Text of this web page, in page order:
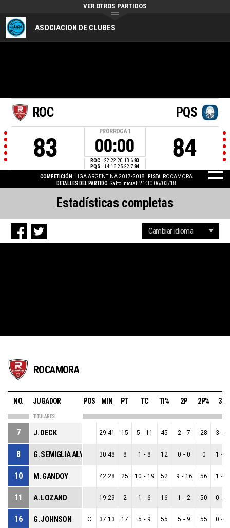
ASOCIACION DE CLUBES
VER OTROS PARTIDOS
ROC
83
PRÓRROGA 1
00:00
ROC 22 22 20 13 6 83
PQS
14 16 25 22 7 84
PQS
84
COMPETICIÓN LIGA ARGENTINA 2017-2018 PISTA
ROCAMORA
DETALLES DEL PARTIDO Salto inicial: 21:30 06/03/18
Estadísticas completas
ROCAMORA
NO. JUGADOR POS MIN PT TC TI% 2P 2P% 3P
TITULARES
7 J. DECK 29:41 15 5 - 11 45 2 - 7 28 3 -
8 30:48 8 1 - 8 12 0 - 0 0 1 -
10 M. GANDOY 42:28 25 10 - 19 52 9 - 16 56 1 -
11 A. LOZANO 19:29 2 1 - 6 16 1 - 2 50 0 -
16 G. JOHNSON C 37:13 17 5 - 9 55 5 - 9 55 0 -